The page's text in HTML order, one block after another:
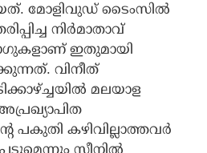
മോളിവുഡ് ടൈംസില്‍
നിര്‍മാതാവ്
ഇതുമായി
വിനീത്
മലയാള
പകുതി കഴിവില്ലാത്തവര്‍
സീനില്‍